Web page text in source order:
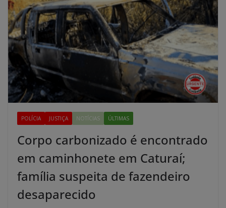
POLÍCIA JUSTIÇA NOTÍCIAS ÚLTIMAS
Corpo carbonizado é encontrado
em caminhonete em Caturaí;
família suspeita de fazendeiro
desaparecido